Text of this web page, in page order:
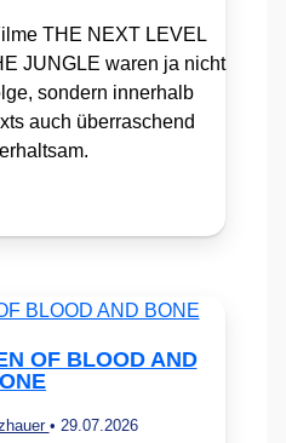
THE NEXT LEVEL
JUNGLE waren ja nicht
sondern innerhalb
auch überraschend
OF BLOOD AND
• 29.07.2026